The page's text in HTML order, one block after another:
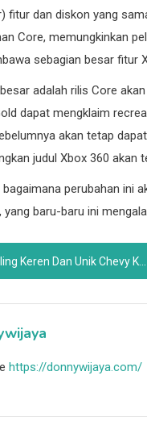
fitur dan diskon yang
Core, memungkinkan
sebagian besar fitur
adalah rilis Core
dapat mengklaim
akan tetap
judul Xbox 360 akan
perubahan ini
yang baru-baru ini
Dan Unik Chevy K5 Blazer Authentic
https://donnywijaya.com/